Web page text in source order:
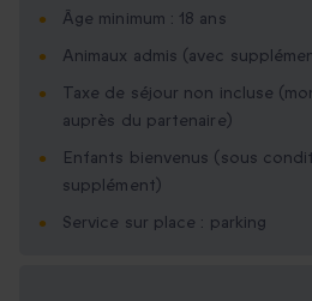
Âge minimum : 18 ans
Animaux admis (avec
Taxe de séjour non incluse
auprès du partenaire)
Enfants bienvenus (sous
supplément)
Service sur place : parking